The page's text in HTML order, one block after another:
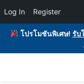
โปรโมชันพิเศษ! รับ
รับโพสต์เว็บบอร์ด ติด
Log In Register